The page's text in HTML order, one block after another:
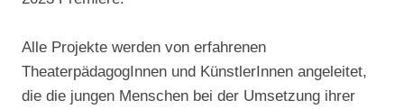
Alle Projekte werden von erfahrenen
TheaterpädagogInnen und KünstlerInnen angeleitet,
die die jungen Menschen bei der Umsetzung ihrer